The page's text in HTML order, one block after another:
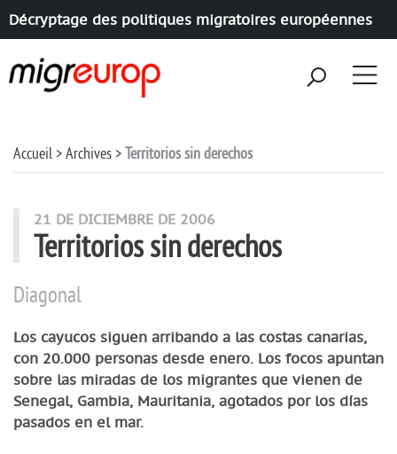
Décryptage des politiques migratoires européennes
Accueil Archives Territorios sin derechos
21 DE DICIEMBRE DE 2006
Territorios sin derechos
Diagonal
Los cayucos siguen arribando a las costas canarias,
con 20.000 personas desde enero. Los focos apuntan
sobre las miradas de los migrantes que vienen de
Senegal, Gambia, Mauritania, agotados por los días
pasados en el mar.